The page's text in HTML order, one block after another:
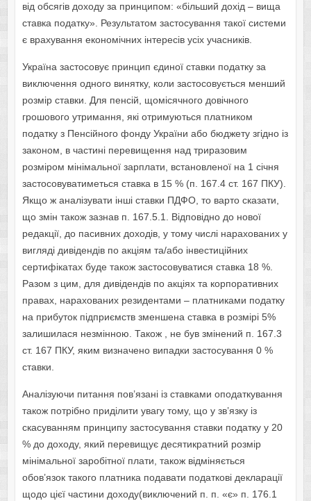
від обсягів доходу за принципом: «більший дохід – вища
ставка податку». Результатом застосування такої системи
є врахування економічних інтересів усіх учасників.
Україна застосовує принцип єдиної ставки податку за
виключення одного винятку, коли застосовується менший
розмір ставки. Для пенсій, щомісячного довічного
грошового утримання, які отримуються платником
податку з Пенсійного фонду України або бюджету згідно із
законом, в частині перевищення над триразовим
розміром мінімальної зарплати, встановленої на 1 січня
застосовуватиметься ставка в 15 % (п. 167.4 ст. 167 ПКУ).
Якщо ж аналізувати інші ставки ПДФО, то варто сказати,
що змін також зазнав п. 167.5.1. Відповідно до нової
редакції, до пасивних доходів, у тому числі нарахованих у
вигляді дивідендів по акціям та/або інвестиційних
сертифікатах буде також застосовуватися ставка 18 %.
Разом з цим, для дивідендів по акціях та корпоративних
правах, нарахованих резидентами – платниками податку
на прибуток підприємств зменшена ставка в розмірі 5%
залишилася незмінною. Також , не був змінений п. 167.3
ст. 167 ПКУ, яким визначено випадки застосування 0 %
ставки.
Аналізуючи питання пов’язані із ставками оподаткування
також потрібно приділити увагу тому, що у зв’язку із
скасуванням принципу застосування ставки податку у 20
% до доходу, який перевищує десятикратний розмір
мінімальної заробітної плати, також відміняється
обов’язок такого платника подавати податкові декларації
щодо цієї частини доходу(виключений п. п. «є» п. 176.1